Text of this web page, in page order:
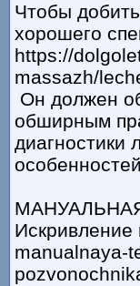
Чтобы
хорошего
https://
massazh/
Он должен
обширным
диагностики
Искривление
manualnaya-